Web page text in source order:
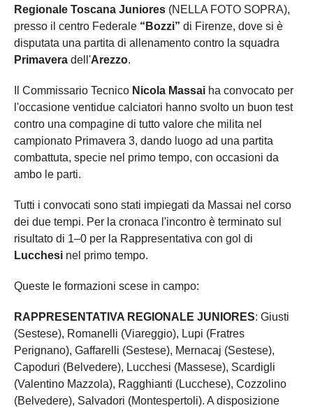
Regionale Toscana Juniores (NELLA FOTO SOPRA),
presso il centro Federale “Bozzi” di Firenze, dove si è
disputata una partita di allenamento contro la squadra
Primavera dell'Arezzo.
Il Commissario Tecnico Nicola Massai ha convocato per
l'occasione ventidue calciatori hanno svolto un buon test
contro una compagine di tutto valore che milita nel
campionato Primavera 3, dando luogo ad una partita
combattuta, specie nel primo tempo, con occasioni da
ambo le parti.
Tutti i convocati sono stati impiegati da Massai nel corso
dei due tempi. Per la cronaca l'incontro è terminato sul
risultato di 1–0 per la Rappresentativa con gol di
Lucchesi nel primo tempo.
Queste le formazioni scese in campo:
RAPPRESENTATIVA REGIONALE JUNIORES: Giusti
(Sestese), Romanelli (Viareggio), Lupi (Fratres
Perignano), Gaffarelli (Sestese), Mernacaj (Sestese),
Capoduri (Belvedere), Lucchesi (Massese), Scardigli
(Valentino Mazzola), Ragghianti (Lucchese), Cozzolino
(Belvedere), Salvadori (Montespertoli). A disposizione